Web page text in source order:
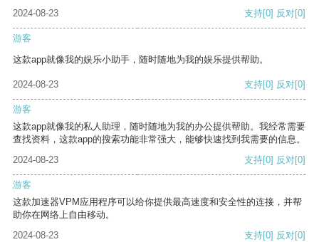
2024-08-23 支持[0] 反对[0]
游客
这款app就像我的娱乐小助手，随时随地为我的娱乐提供帮助。
2024-08-23 支持[0] 反对[0]
游客
这款app就像我的私人助理，随时随地为我的办公提供帮助。我经常需要
查找资料，这款app的搜索功能非常强大，能够快速找到我需要的信息。
2024-08-23
支持[0] 反对[0]
游客
这款加速器VPM应用程序可以给你提供最高速度和安全性的连接，并帮
助你在网络上自由移动。
2024-08-23
支持[0] 反对[0]